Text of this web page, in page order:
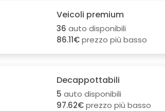
Veicoli premium
36 auto disponibili
86.11€prezzo più basso
Decappottabili
5 auto disponibili
97.62€prezzo più basso